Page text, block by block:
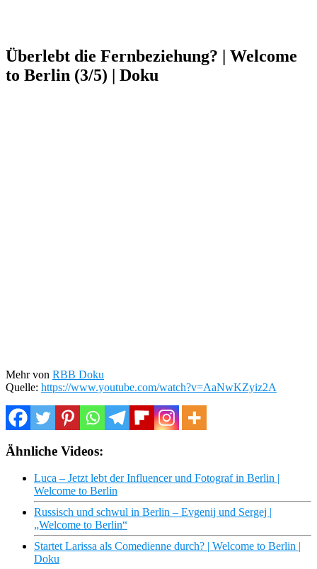
Überlebt die Fernbeziehung? | Welcome
to Berlin (3/5) | Doku
Mehr von RBB Doku
Quelle: https://www.youtube.com/watch?v=AaNwKZyiz2A
Ähnliche Videos:
Luca – Jetzt lebt der Influencer und Fotograf in Berlin |
Welcome to Berlin
Russisch und schwul in Berlin – Evgenij und Sergej |
„Welcome to Berlin“
Startet Larissa als Comedienne durch? | Welcome to Berlin |
Doku